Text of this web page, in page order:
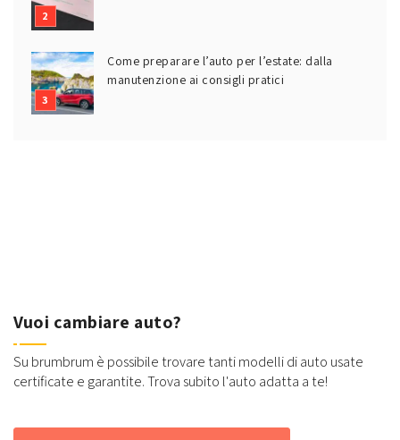
Come preparare l’auto per l’estate: dalla
manutenzione ai consigli pratici
Vuoi cambiare auto?
Su brumbrum è possibile trovare tanti modelli di auto usate
certificate e garantite. Trova subito l'auto adatta a te!